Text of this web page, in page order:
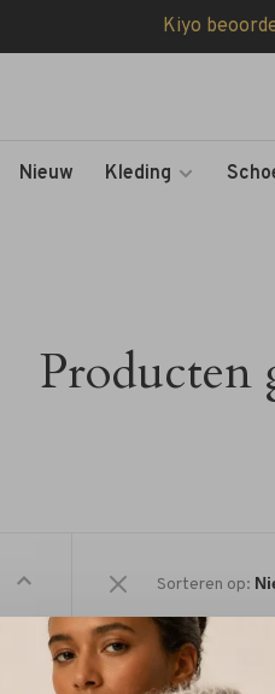
Kiyo
Nieuw Kleding
Producten
Sorteren op: